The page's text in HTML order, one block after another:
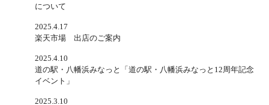
について
2025.4.17
楽天市場 出店のご案内
2025.4.10
道の駅・八幡浜みなっと「道の駅・八幡浜みなっと12周年記念
イベント」
2025.3.10